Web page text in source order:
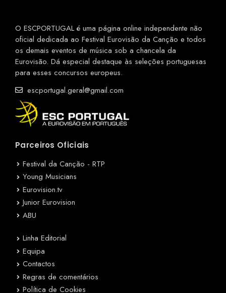
O ESCPORTUGAL é uma página online independente não
oficial dedicada ao Festival Eurovisão da Canção e todos
os demais eventos de música sob a chancela da
Eurovisão. Dá especial destaque às seleções portuguesas
para esses concursos europeus.
escportugal.geral@gmail.com
Parceiros Oficiais
Festival da Canção - RTP
Young Musicians
Eurovision.tv
Junior Eurovision
ABU
Linha Editorial
Equipa
Contactos
Regras de comentários
Política de Cookies